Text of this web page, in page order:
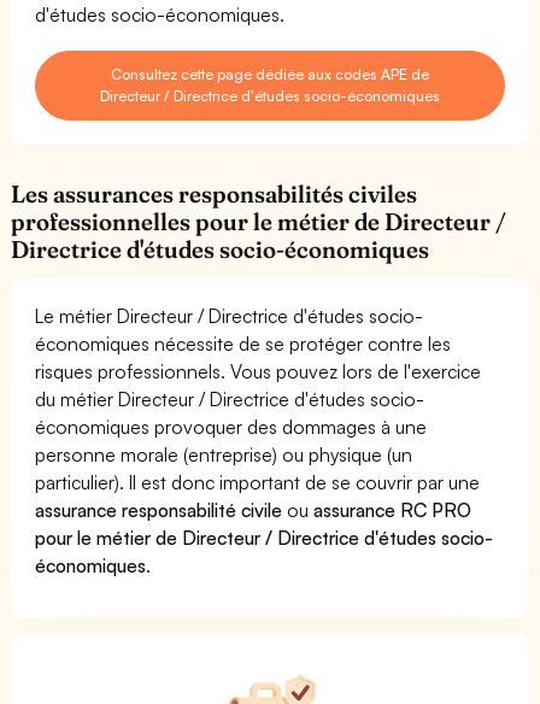
d'études socio-économiques.
Consultez cette page dédiée aux codes APE de
Directeur / Directrice d'études socio-économiques
Les assurances responsabilités civiles
professionnelles pour le métier de Directeur /
Directrice d'études socio-économiques
Le métier Directeur / Directrice d'études socio-
économiques nécessite de se protéger contre les
risques professionnels. Vous pouvez lors de l'exercice
du métier Directeur / Directrice d'études socio-
économiques provoquer des dommages à une
personne morale (entreprise) ou physique (un
particulier). Il est donc important de se couvrir par une
assurance responsabilité civile ouassurance RC PRO
pour le métier de Directeur / Directrice d'études socio-
économiques.